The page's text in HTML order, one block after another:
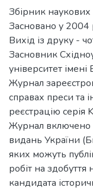
Збірник
Засновано у 2004
Вихід із друку -
Засновник
університет
Журнал
справах преси та
реєстрацію
Журнал включено
видань України
яких можуть
робіт на здобуття
кандидата